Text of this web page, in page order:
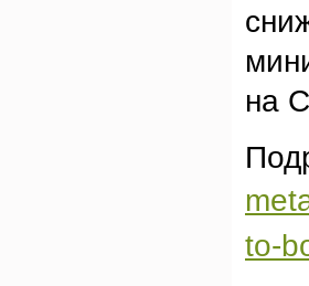
на
to-